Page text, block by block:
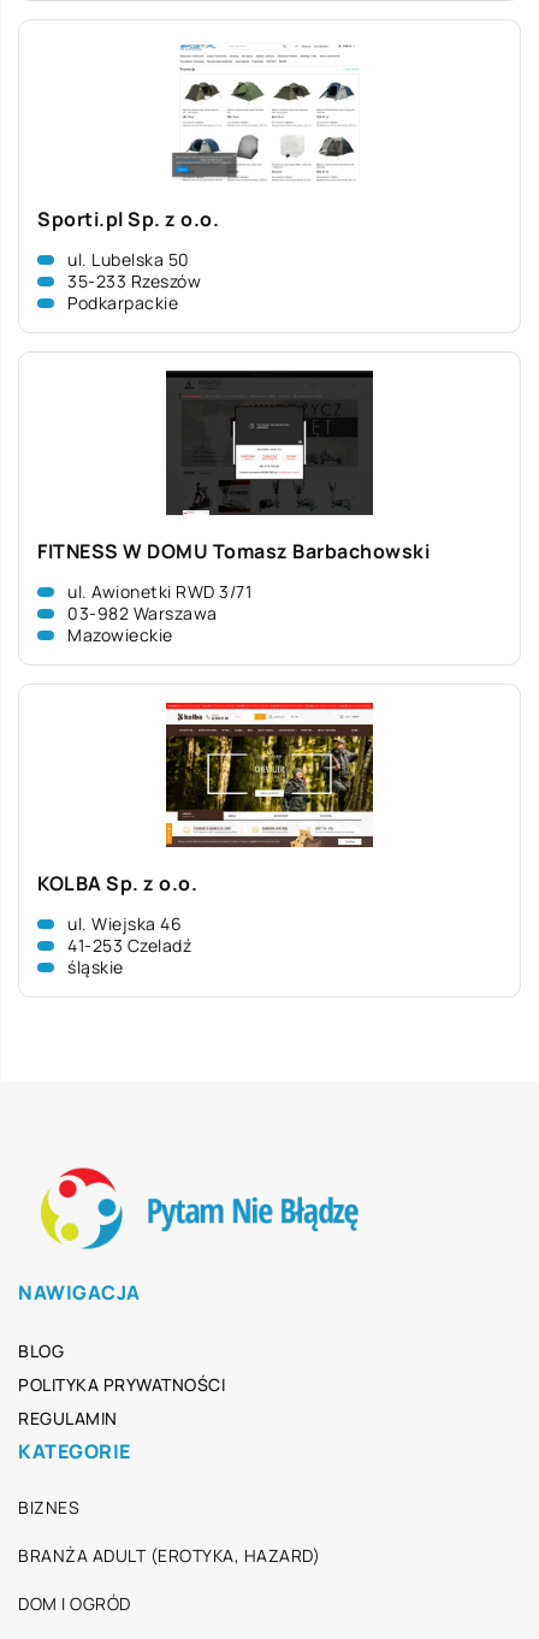
Sporti.pl Sp. z o.o.
ul. Lubelska 50
35-233 Rzeszów
Podkarpackie
FITNESS W DOMU Tomasz Barbachowski
ul. Awionetki RWD 3/71
03-982 Warszawa
Mazowieckie
KOLBA Sp. z o.o.
ul. Wiejska 46
41-253 Czeladź
śląskie
NAWIGACJA
BLOG
POLITYKA PRYWATNOŚCI
REGULAMIN
KATEGORIE
BIZNES
BRANŻA ADULT (EROTYKA, HAZARD)
DOM I OGRÓD